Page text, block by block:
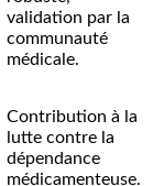
validation par la
communauté
médicale.
Contribution à la
lutte contre la
dépendance
médicamenteuse.